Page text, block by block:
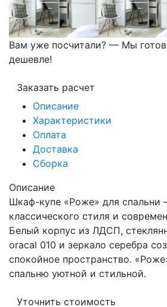
Вам уже посчитали? — Мы
дешевле!
Заказать расчет
Описание
Характеристики
Оплата
Доставка
Сборка
Описание
Шкаф-купе «Роже» для спальни
классического стиля и
Белый корпус из ЛДСП,
oracal 010 и зеркало серебра
спокойное пространство.
спальню уютной и стильной.
Уточнить стоимость